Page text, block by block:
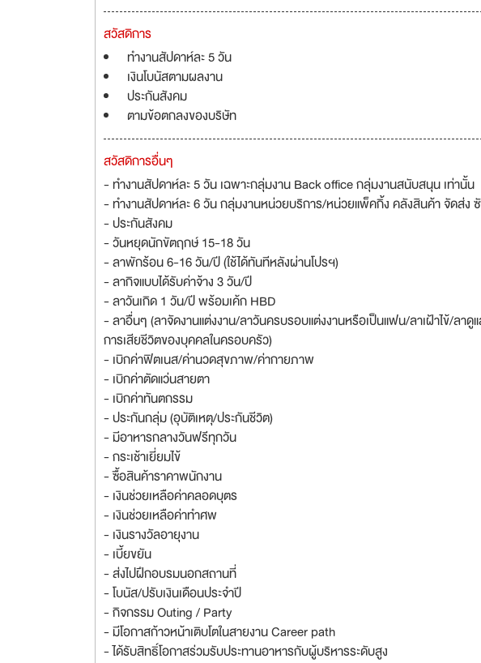
สวัสดิการ
ทำงานสัปดาห์ละ 5 วัน
เงินโบนัสตามผลงาน
ประกันสังคม
ตามข้อตกลงของบริษัท
สวัสดิการอื่นๆ
- ทำงานสัปดาห์ละ 5 วัน เฉพาะกลุ่มงาน Back office กลุ่มงานสนับสนุน เท่านั้น
- ทำงานสัปดาห์ละ 6 วัน กลุ่มงานหน่วยบริการ/หน่วยแพ็คกิ้ง คลังสินค้า จัดส่ง
- ประกันสังคม
- วันหยุดนักขัตฤกษ์ 15-18 วัน
- ลาพักร้อน 6-16 วัน/ปี (ใช้ได้ทันทีหลังผ่านโปรฯ)
- ลากิจแบบได้รับค่าจ้าง 3 วัน/ปี
- ลาวันเกิด 1 วัน/ปี พร้อมเค้ก HBD
- ลาอื่นๆ (ลาจัดงานแต่งงาน/ลาวันครบรอบแต่งงานหรือเป็นแฟน/ลาเฝ้าไข้/ล
การเสียชีวิตของบุคคลในครอบครัว)
- เบิกค่าฟิตเนส/ค่านวดสุขภาพ/ค่ากายภาพ
- เบิกค่าตัดแว่นสายตา
- เบิกค่าทันตกรรม
- ประกันกลุ่ม (อุบัติเหตุ/ประกันชีวิต)
- มีอาหารกลางวันฟรีทุกวัน
- กระเช้าเยี่ยมไข้
- ซื้อสินค้าราคาพนักงาน
- เงินช่วยเหลือค่าคลอดบุตร
- เงินช่วยเหลือค่าทำศพ
- เงินรางวัลอายุงาน
- เบี้ยขยัน
- ส่งไปฝึกอบรมนอกสถานที่
- โบนัส/ปรับเงินเดือนประจำปี
- กิจกรรม Outing / Party
- มีโอกาสก้าวหน้าเติบโตในสายงาน Career path
- ได้รับสิทธิ์โอกาสร่วมรับประทานอาหารกับผู้บริหารระดับสูง